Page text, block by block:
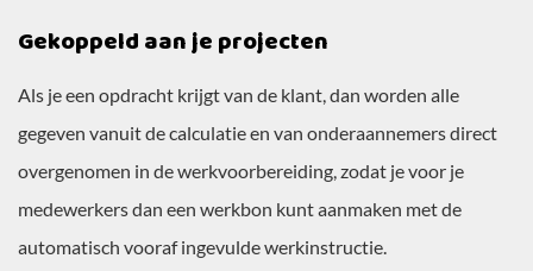
Gekoppeld aan je projecten
Als je een opdracht krijgt van de klant, dan worden alle
gegeven vanuit de calculatie en van onderaannemers direct
overgenomen in de werkvoorbereiding, zodat je voor je
medewerkers dan een werkbon kunt aanmaken met de
automatisch vooraf ingevulde werkinstructie.